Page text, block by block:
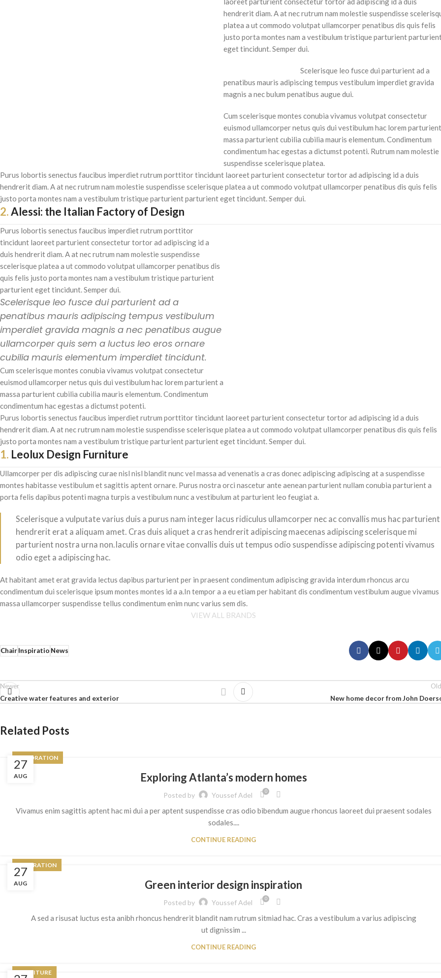
hendrerit diam. A at nec rutrum nam molestie suspendisse
platea a ut commodo volutpat ullamcorper penatibus dis quis felis
justo porta montes nam a vestibulum tristique parturient
eget tincidunt. Semper dui.
Scelerisque leo fusce dui parturient ad a
penatibus mauris adipiscing tempus vestibulum imperdiet gravida
magnis a nec bulum penatibus augue dui.
Cum scelerisque montes conubia vivamus volutpat consectetur
euismod ullamcorper netus quis dui vestibulum hac lorem
massa parturient cubilia cubilia mauris elementum. Condimentum
condimentum hac egestas a dictumst potenti. Rutrum nam molestie
suspendisse scelerisque platea.
Purus lobortis senectus faucibus imperdiet rutrum porttitor tincidunt laoreet parturient consectetur tortor ad adipiscing id a duis
hendrerit diam. A at nec rutrum nam molestie suspendisse scelerisque platea a ut commodo volutpat ullamcorper penatibus dis quis felis
justo porta montes nam a vestibulum tristique parturient parturient eget tincidunt. Semper dui.
2.Alessi: the Italian Factory of Design
Purus lobortis senectus faucibus imperdiet rutrum porttitor
tincidunt laoreet parturient consectetur tortor ad adipiscing id a
duis hendrerit diam. A at nec rutrum nam molestie suspendisse
scelerisque platea a ut commodo volutpat ullamcorper penatibus dis
quis felis justo porta montes nam a vestibulum tristique parturient
parturient eget tincidunt. Semper dui.
Scelerisque leo fusce dui parturient ad a
penatibus mauris adipiscing tempus vestibulum
imperdiet gravida magnis a nec penatibus augue
ullamcorper quis sem a luctus leo eros ornare
cubilia mauris elementum imperdiet tincidunt.
Cum scelerisque montes conubia vivamus volutpat consectetur
euismod ullamcorper netus quis dui vestibulum hac lorem parturient a
massa parturient cubilia cubilia mauris elementum. Condimentum
condimentum hac egestas a dictumst potenti.
Purus lobortis senectus faucibus imperdiet rutrum porttitor tincidunt laoreet parturient consectetur tortor ad adipiscing id a duis
hendrerit diam. A at nec rutrum nam molestie suspendisse scelerisque platea a ut commodo volutpat ullamcorper penatibus dis quis felis
justo porta montes nam a vestibulum tristique parturient parturient eget tincidunt. Semper dui.
1. Leolux Design Furniture
Ullamcorper per dis adipiscing curae nisl nisl blandit nunc vel massa ad venenatis a cras donec adipiscing adipiscing at a suspendisse
montes habitasse vestibulum et sagittis aptent ornare. Purus nostra orci nascetur ante aenean parturient nullam conubia parturient a
porta felis dapibus potenti magna turpis a vestibulum nunc a vestibulum at parturient leo feugiat a.
Scelerisque a vulputate varius duis a purus nam integer lacus ridiculus ullamcorper nec ac convallis mus hac parturient
hendrerit erat a aliquam amet. Cras duis aliquet a cras hendrerit adipiscing maecenas adipiscing scelerisque mi
parturient nostra urna non.Iaculis ornare vitae convallis duis ut tempus odio suspendisse adipiscing potenti vivamus
odio eget a adipiscing hac.
At habitant amet erat gravida lectus dapibus parturient per in praesent condimentum adipiscing gravida interdum rhoncus arcu
condimentum dui scelerisque ipsum montes montes id a a.In tempor a a eu etiam per habitant dis condimentum vestibulum augue vivamus
massa ullamcorper suspendisse tellus condimentum enim nunc varius sem dis.
VIEW ALL BRANDS
ChairInspiratioNews
Newer
Creative water features and exterior
New home decor from John
Related Posts
27
AUG
DECORATION
Exploring Atlanta’s modern homes
Posted by Youssef Adel 0
Vivamus enim sagittis aptent hac mi dui a per aptent suspendisse cras odio bibendum augue rhoncus laoreet dui praesent sodales
sodales....
CONTINUE READING
27
AUG
INSPIRATION
Green interior design inspiration
Posted by Youssef Adel 0
A sed a risusat luctus esta anibh rhoncus hendrerit blandit nam rutrum sitmiad hac. Cras a vestibulum a varius adipiscing
ut dignissim ...
CONTINUE READING
FURNITURE